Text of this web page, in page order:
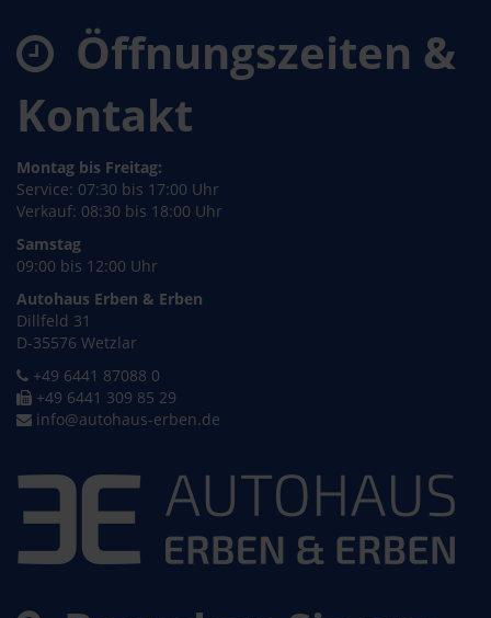
Öffnungszeiten &
Kontakt
Montag bis Freitag:
Service: 07:30 bis 17:00 Uhr
Verkauf: 08:30 bis 18:00 Uhr
Samstag
09:00 bis 12:00 Uhr
Autohaus Erben & Erben
Dillfeld 31
D-35576 Wetzlar
+49 6441 87088 0
+49 6441 309 85 29
info@autohaus-erben.de